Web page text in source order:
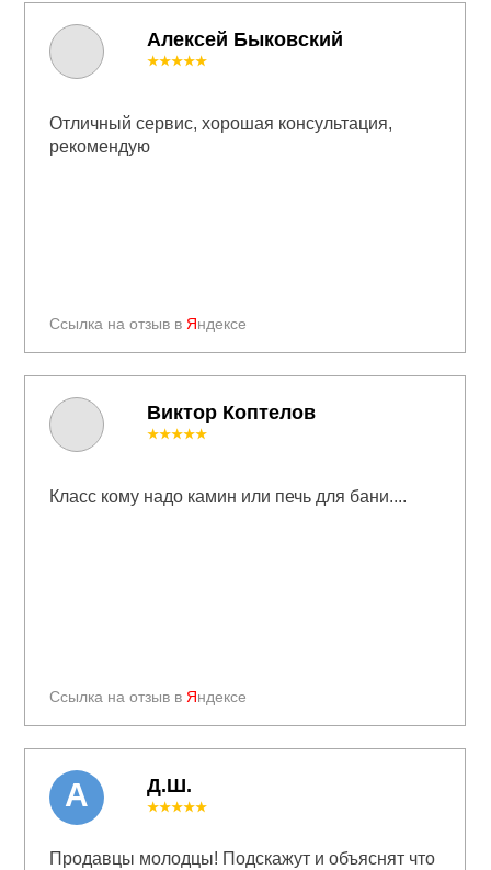
Алексей Быковский
Ссылка на отзыв в Яндексе
★★★★★
Отличный сервис, хорошая консультация,
рекомендую
Ссылка на отзыв в Яндексе
★★★★★
Класс кому надо камин или печь для бани....
Д.Ш.
★★★★★
Продавцы молодцы! Подскажут и объяснят что
А
Виктор Коптелов